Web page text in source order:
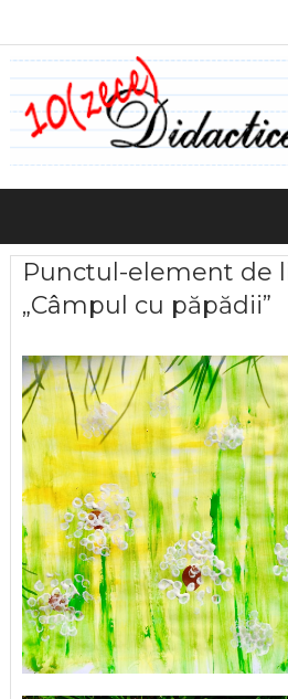
Punctul-element de
„Câmpul cu păpădii”